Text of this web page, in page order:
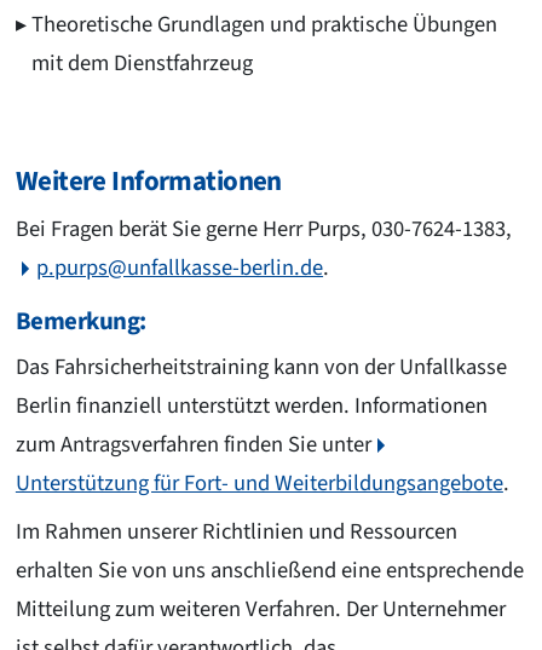
Theoretische Grundlagen und praktische Übungen
mit dem Dienstfahrzeug
Weitere Informationen
Bei Fragen berät Sie gerne Herr Purps, 030-7624-1383,
p.purps@unfallkasse-berlin.de.
Bemerkung:
Das Fahrsicherheitstraining kann von der Unfallkasse
Berlin finanziell unterstützt werden. Informationen
zum Antragsverfahren finden Sie unter
Unterstützung für Fort- und Weiterbildungsangebote.
Im Rahmen unserer Richtlinien und Ressourcen
erhalten Sie von uns anschließend eine entsprechende
Mitteilung zum weiteren Verfahren. Der Unternehmer